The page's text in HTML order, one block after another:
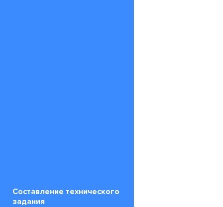
Составление технического
задания